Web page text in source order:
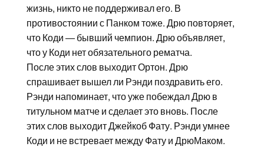
жизнь, никто не поддерживал его. В
противостоянии с Панком тоже. Дрю повторяет,
что Коди — бывший чемпион. Дрю объявляет,
что у Коди нет обязательного рематча.
После этих слов выходит Ортон. Дрю
спрашивает вышел ли Рэнди поздравить его.
Рэнди напоминает, что уже побеждал Дрю в
титульном матче и сделает это вновь. После
этих слов выходит Джейкоб Фату. Рэнди умнее
Коди и не встревает между Фату и ДрюМаком.